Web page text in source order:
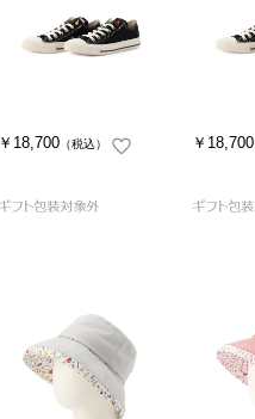
￥18,700 （税込） ￥18,700